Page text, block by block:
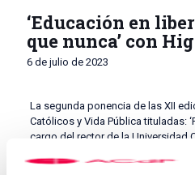
‘Educación en
que nunca’ con
6 de julio de 2023
La segunda ponencia de las XII
Católicos y Vida Pública tituladas:
cargo del rector de la Universidad
detalladamente la evolución del